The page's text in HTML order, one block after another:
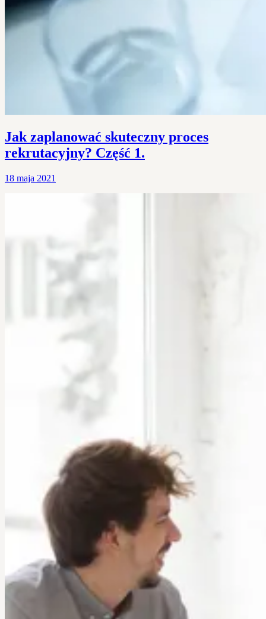
Jak zaplanować skuteczny proces
rekrutacyjny? Część 1.
18 maja 2021